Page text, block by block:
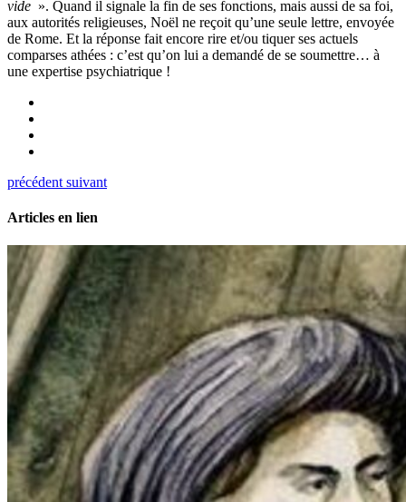
vide ». Quand il signale la fin de ses fonctions, mais aussi de sa foi,
aux autorités religieuses, Noël ne reçoit qu’une seule lettre, envoyée
de Rome. Et la réponse fait encore rire et/ou tiquer ses actuels
comparses athées : c’est qu’on lui a demandé de se soumettre… à
une expertise psychiatrique !
précédent suivant
Articles en lien